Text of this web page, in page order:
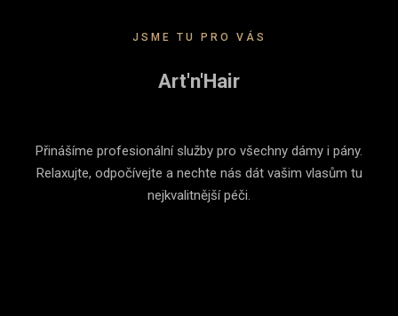
JSME TU PRO VÁS
Art'n'Hair
Přinášíme profesionální služby pro všechny dámy i pány.
Relaxujte, odpočívejte a nechte nás dát vašim vlasům tu
nejkvalitnější péči.